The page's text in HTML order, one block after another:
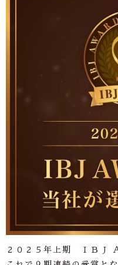
２０２５年上期 ＩＢＪ